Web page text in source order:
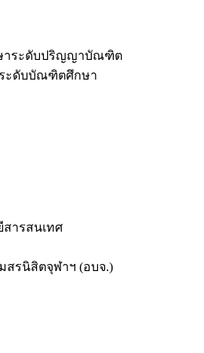
าระดับปริญญาบัณฑิต
ะดับบัณฑิตศึกษา
ารสนเทศ
สรนิสิตจุฬาฯ (อบจ.)